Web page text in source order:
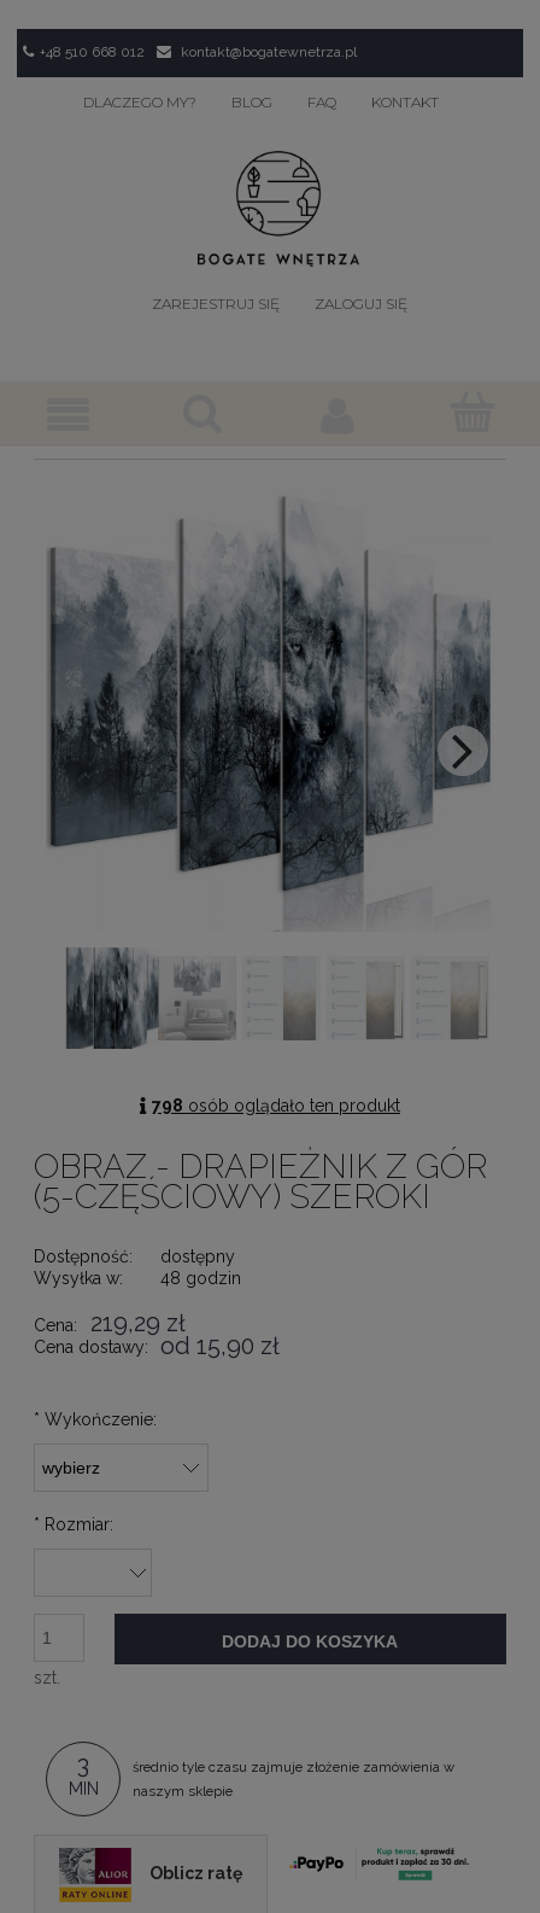
+48 510 668 012 kontakt@bogatewnetrza.pl
DLACZEGO MY? BLOG FAQ KONTAKT
ZAREJESTRUJ SIĘ ZALOGUJ SIĘ
798 osób oglądało ten produkt
OBRAZ - DRAPIEŻNIK Z GÓR
(5-CZĘŚCIOWY) SZEROKI
Dostępność:
dostępny
Wysyłka w:
48 godzin
Cena: 219,29 zł
Cena dostawy: od 15,90 zł
* Wykończenie:
* Rozmiar:
szt.
DODAJ DO KOSZYKA
3
MIN
średnio tyle czasu zajmuje złożenie zamówienia w
naszym sklepie
Oblicz ratę